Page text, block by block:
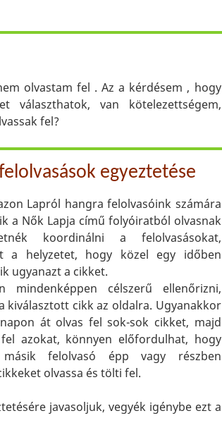
olvastam fel . Az a kérdésem , hogy
választhatok, van kötelezettségem,
fel?
egyeztetése
Lapról hangra felolvasóink számára
a Nők Lapja című folyóiratból olvasnak
koordinálni a felolvasásokat,
a helyzetet, hogy közel egy időben
ugyanazt a cikket.
mindenképpen célszerű ellenőrizni,
kiválasztott cikk az oldalra. Ugyanakkor
át olvas fel sok-sok cikket, majd
azokat, könnyen előfordulhat, hogy
felolvasó épp vagy részben
olvassa és tölti fel.
javasoljuk, vegyék igénybe ezt a